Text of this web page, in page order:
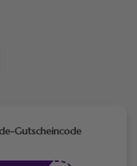
Gutscheincode